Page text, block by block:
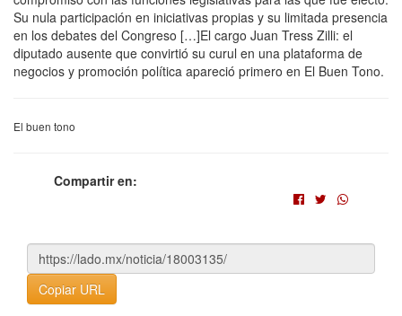
Su nula participación en iniciativas propias y su limitada presencia
en los debates del Congreso […]El cargo Juan Tress Zilli: el
diputado ausente que convirtió su curul en una plataforma de
negocios y promoción política apareció primero en El Buen Tono.
El buen tono
Compartir en:
Copiar URL